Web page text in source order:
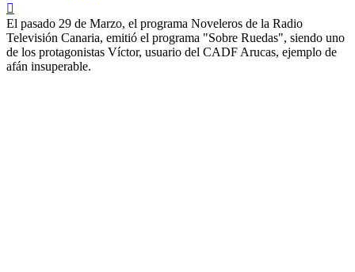

El pasado 29 de Marzo, el programa Noveleros de la Radio
Televisión Canaria, emitió el programa "Sobre Ruedas", siendo uno
de los protagonistas Víctor, usuario del CADF Arucas, ejemplo de
afán insuperable.